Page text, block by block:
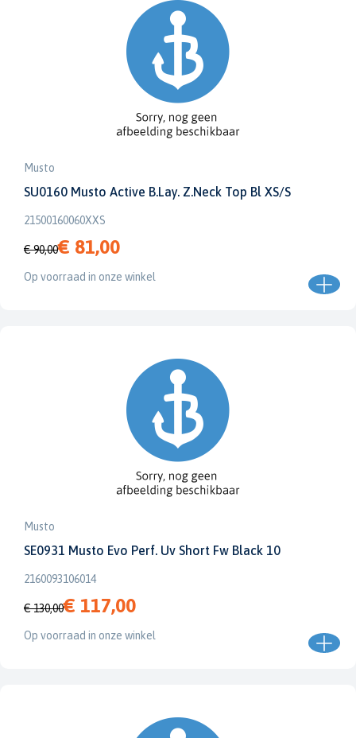
Musto
SU0160 Musto Active B.Lay. Z.Neck Top Bl XS/S
21500160060XXS
€ 90,00€ 81,00
Op voorraad in onze winkel
Musto
SE0931 Musto Evo Perf. Uv Short Fw Black 10
2160093106014
€ 130,00€ 117,00
Op voorraad in onze winkel